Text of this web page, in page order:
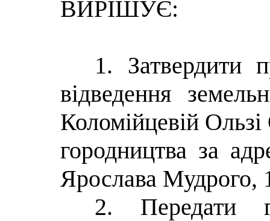
ВИРІШУЄ:
1. Затвердити
відведення
Коломійцевій
городництва за
Ярослава Мудрого,
2. Передати